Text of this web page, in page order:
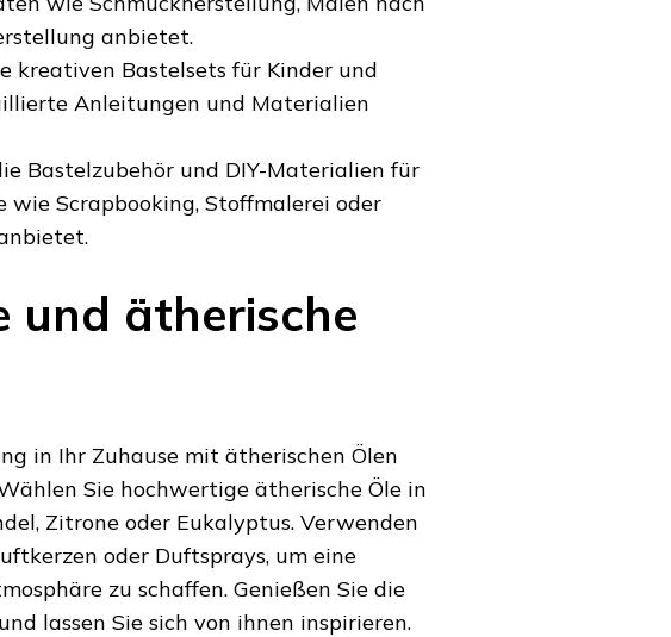
anbietet.
kreativen Bastelsets für Kinder und
Anleitungen und Materialien
Bastelzubehör und DIY-Materialien für
wie Scrapbooking, Stoffmalerei oder
und ätherische
in Ihr Zuhause mit ätherischen Ölen
Sie hochwertige ätherische Öle in
Zitrone oder Eukalyptus. Verwenden
oder Duftsprays, um eine
zu schaffen. Genießen Sie die
lassen Sie sich von ihnen inspirieren.